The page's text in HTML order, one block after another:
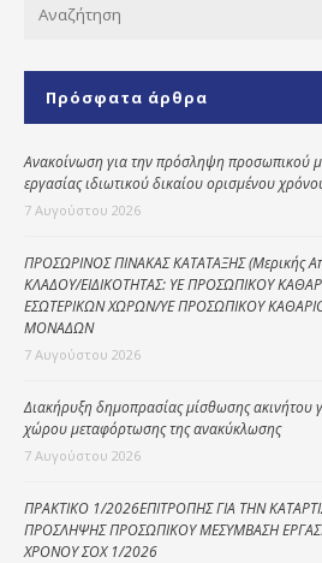
Κοινωνικό
Kοινωνικό
φαρμακείο
Πρόγραμμα
“Βοήθεια στο σπίτι”
Φροντίδας
Ηλικιωμένων
(Κ.Η.Φ.Η.) Πρέβεζας
Πρόσφατα άρθρα
Ανακοίνωση για την πρόσληψη προσωπικού
εργασίας ιδιωτικού δικαίου ορισμένου
7 Αυγούστου 2026
ΠΡΟΣΩΡΙΝΟΣ ΠΙΝΑΚΑΣ ΚΑΤΑΤΑΞΗΣ (Μερικής
ΚΛΑΔΟΥ/ΕΙΔΙΚΟΤΗΤΑΣ: ΥΕ ΠΡΟΣΩΠΙΚΟΥ
ΕΣΩΤΕΡΙΚΩΝ ΧΩΡΩΝ/ΥΕ ΠΡΟΣΩΠΙΚΟΥ
ΜΟΝΑΔΩΝ
7 Αυγούστου 2026
Διακήρυξη δημοπρασίας μίσθωσης ακινήτου
χώρου μεταφόρτωσης της ανακύκλωσης
7 Αυγούστου 2026
ΠΡΑΚΤΙΚΟ 1/2026ΕΠΙΤΡΟΠΗΣ ΓΙΑ ΤΗΝ
ΠΡΟΣΛΗΨΗΣ ΠΡΟΣΩΠΙΚΟΥ ΜΕΣΥΜΒΑΣΗ
ΧΡΟΝΟΥ ΣΟΧ 1/2026